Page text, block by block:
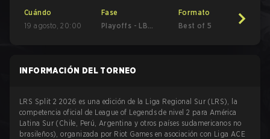
Cuándo
19 agosto,20:00
Fase
Playoffs - LB
Formato
Best of 5
INFORMACIÓN DEL TORNEO
LRS Split 2 2026 es una edición de la Liga Regional Sur (LRS), la
competencia oficial de League of Legends de nivel 2 para América
Latina Sur (Chile, Perú, Argentina y otros países sudamericanos no
brasileños), organizada por Riot Games en asociación con Liga ACE